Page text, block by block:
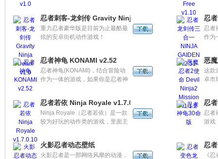
事情
可以使用飞镖，近距离可以使用锋
利的刀剑。
跑过
忍者刺客-龙剑传 Gravity Ninja Delux v1.0
重力忍者豪华版是目前为止最酷最
炫的安卓街机动作游戏！
忍
忍者
作为
忍者神龟 KONAMI v2.52
忍者神龟(KONAMI)，结合冒险动
作为一体的游戏，如果你是忍者神
恶
这款
卓市
更加
更大
忍者若依 Ninja Royale v1.7.0.10
Ninja Royale（忍者若依）是一款
较为好玩的动作类的游戏，里面主
来和强盛的敌人进行战斗。
忍
忍者
游戏
火影忍者动态壁纸
火影忍者是一部网络风靡的动漫，
忍
《